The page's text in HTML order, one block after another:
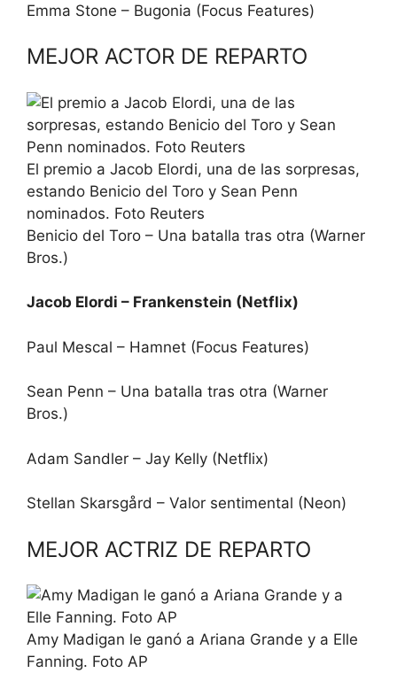
Emma Stone – Bugonia (Focus Features)
MEJOR ACTOR DE REPARTO
El premio a Jacob Elordi, una de las sorpresas,
estando Benicio del Toro y Sean Penn
nominados. Foto Reuters
Benicio del Toro – Una batalla tras otra (Warner
Bros.)
Jacob Elordi – Frankenstein (Netflix)
Paul Mescal – Hamnet (Focus Features)
Sean Penn – Una batalla tras otra (Warner
Bros.)
Adam Sandler – Jay Kelly (Netflix)
Stellan Skarsgård – Valor sentimental (Neon)
MEJOR ACTRIZ DE REPARTO
Amy Madigan le ganó a Ariana Grande y a Elle
Fanning. Foto AP